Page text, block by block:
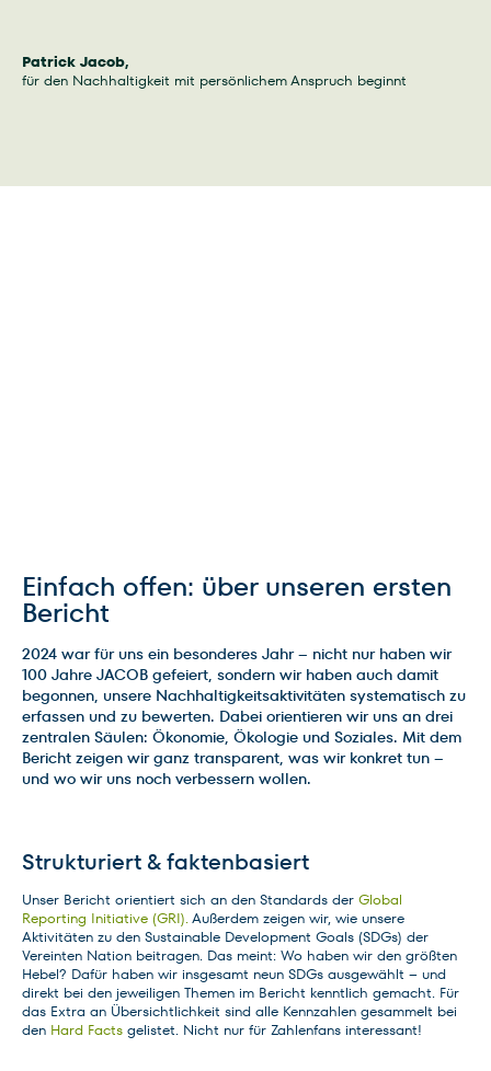
Patrick Jacob,
für den Nachhaltigkeit mit persönlichem Anspruch beginnt
Einfach offen: über unseren ersten
Bericht
2024 war für uns ein besonderes Jahr – nicht nur haben wir
100 Jahre JACOB gefeiert, sondern wir haben auch damit
begonnen, unsere Nachhaltigkeitsaktivitäten systematisch zu
erfassen und zu bewerten. Dabei orientieren wir uns an drei
zentralen Säulen: Ökonomie, Ökologie und Soziales. Mit dem
Bericht zeigen wir ganz transparent, was wir konkret tun –
und wo wir uns noch verbessern wollen.
Strukturiert & faktenbasiert
Unser Bericht orientiert sich an den Standards der Global
Reporting Initiative (GRI).Außerdem zeigen wir, wie unsere
Aktivitäten zu den Sustainable Development Goals (SDGs) der
Vereinten Nation beitragen. Das meint: Wo haben wir den größten
Hebel? Dafür haben wir insgesamt neun SDGs ausgewählt – und
direkt bei den jeweiligen Themen im Bericht kenntlich gemacht. Für
das Extra an Übersichtlichkeit sind alle Kennzahlen gesammelt bei
den Hard Facts gelistet. Nicht nur für Zahlenfans interessant!